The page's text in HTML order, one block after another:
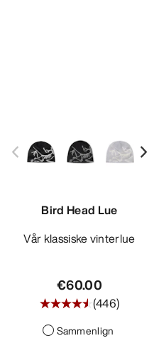
Bird Head Lue
Vår klassiske vinterlue
€60.00
(446)
Sammenlign